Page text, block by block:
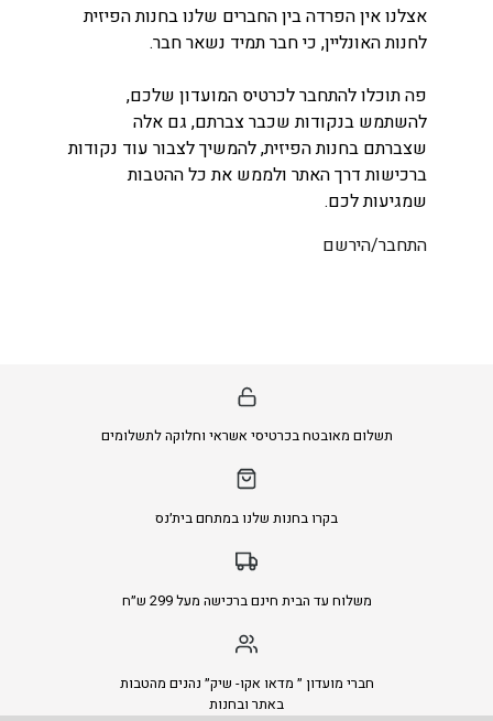
אצלנו אין הפרדה בין החברים שלנו בחנות הפיזית
לחנות האונליין, כי חבר תמיד נשאר חבר.
פה תוכלו להתחבר לכרטיס המועדון שלכם,
להשתמש בנקודות שכבר צברתם, גם אלה
שצברתם בחנות הפיזית, להמשיך לצבור עוד נקודות
ברכישות דרך האתר ולממש את כל ההטבות
שמגיעות לכם.
התחבר/הירשם
תשלום מאובטח בכרטיסי אשראי וחלוקה לתשלומים
בקרו בחנות שלנו במתחם בית׳נס
משלוח עד הבית חינם ברכישה מעל 299 ש״ח
חברי מועדון ״ מדאו אקו- שיק״ נהנים מהטבות
באתר ובחנות